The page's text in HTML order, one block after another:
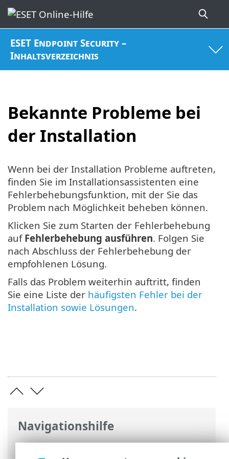
ESET Endpoint Security –
Inhaltsverzeichnis
Bekannte Probleme bei
der Installation
Navigationshilfe
ESET Online-Hilfe>ESET Endpoint
Wenn bei der Installation Probleme auftreten,
finden Sie im Installationsassistenten eine
Fehlerbehebungsfunktion, mit der Sie das
Problem nach Möglichkeit beheben können.
Klicken Sie zum Starten der Fehlerbehebung
auf Fehlerbehebung ausführen. Folgen Sie
nach Abschluss der Fehlerbehebung der
empfohlenen Lösung.
Falls das Problem weiterhin auftritt, finden
Sie eine Liste der häufigsten Fehler bei der
Installation sowie Lösungen.